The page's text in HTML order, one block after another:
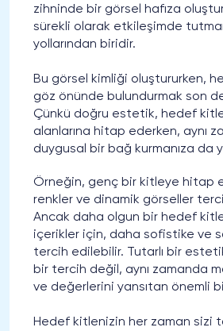
zihninde bir görsel hafıza
sürekli olarak etkileşimde
yollarından biridir.
Bu görsel kimliği oluştururken,
göz önünde bulundurmak son
Çünkü doğru estetik, hedef
alanlarına hitap ederken, aynı
duygusal bir bağ kurmanıza da
Örneğin, genç bir kitleye hitap
renkler ve dinamik görseller
Ancak daha olgun bir hedef
içerikler için, daha sofistike ve
tercih edilebilir. Tutarlı bir
bir tercih değil, aynı zamanda
ve değerlerini yansıtan önemli
Hedef kitlenizin her zaman sizi